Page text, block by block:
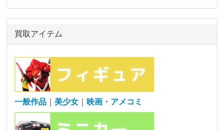
買取アイテム
一般作品 美少女 映画・アメコミ